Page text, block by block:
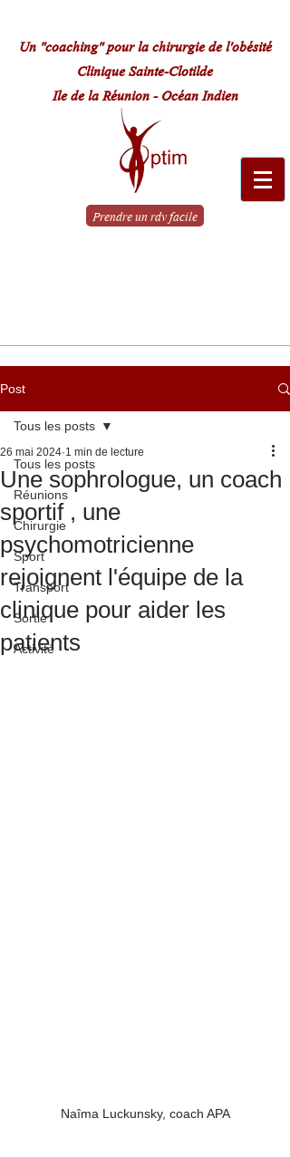
Un "coaching" pour la chirurgie de l'obésité
Clinique Sainte-Clotilde
Ile de la Réunion - Océan Indien
Prendre un rdv facile
Post
Tous les posts
Réunions
Chirurgie
Sport
Transport
Sortie
Activité
Tous les posts
Une sophrologue, un coach
sportif , une
psychomotricienne
rejoignent l'équipe de la
clinique pour aider les
patients
26 mai 2024 1 min de lecture
Naîma Luckunsky, coach APA